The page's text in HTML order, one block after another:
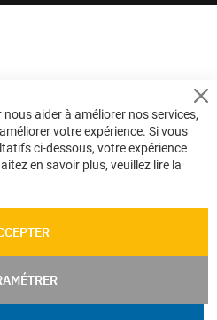
aider à améliorer nos services,
votre expérience. Si vous
ci-dessous, votre expérience
en savoir plus, veuillez lire la